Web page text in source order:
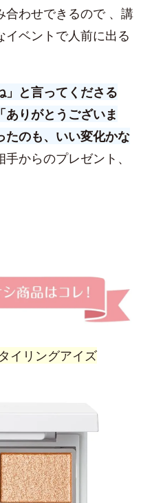
合わせできるので 、講
ベントで人前に出る
」と言ってくださる
りがとうございま
たのも、いい変化かな
からのプレゼント、
イリングアイズ